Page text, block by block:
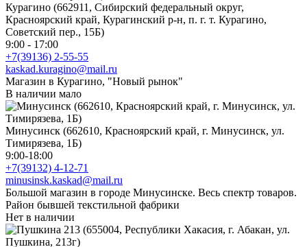
Курагино (662911, Сибирский федеральный округ,
Красноярский край, Курагинский р-н, п. г. т. Курагино,
Советский пер., 15Б)
9:00 - 17:00
+7(39136) 2-55-55
kaskad.kuragino@mail.ru
Магазин в Курагино, "Новый рынок"
В наличии мало
Минусинск (662610, Красноярский край, г. Минусинск, ул.
Тимирязева, 1Б)
9:00-18:00
+7(39132) 4-12-71
minusinsk.kaskad@mail.ru
Большой магазин в городе Минусинске. Весь спектр товаров.
Район бывшей текстильной фабрики
Нет в наличии